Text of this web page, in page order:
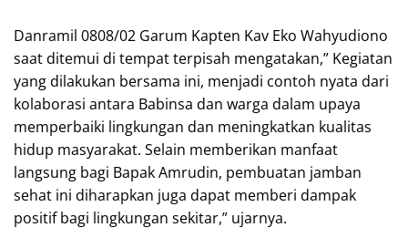
Danramil 0808/02 Garum Kapten Kav Eko Wahyudiono
saat ditemui di tempat terpisah mengatakan,” Kegiatan
yang dilakukan bersama ini, menjadi contoh nyata dari
kolaborasi antara Babinsa dan warga dalam upaya
memperbaiki lingkungan dan meningkatkan kualitas
hidup masyarakat. Selain memberikan manfaat
langsung bagi Bapak Amrudin, pembuatan jamban
sehat ini diharapkan juga dapat memberi dampak
positif bagi lingkungan sekitar,” ujarnya.